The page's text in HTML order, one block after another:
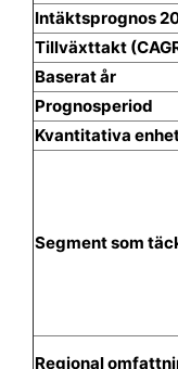
Intäktsprognos
Tillväxttakt
Baserat år
Prognosperiod
Kvantitativa
Segment som
Regional